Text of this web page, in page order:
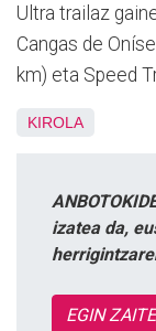
Ultra trailaz
Cangas de
km) eta Speed
KIROLA
izatea da,
EGIN